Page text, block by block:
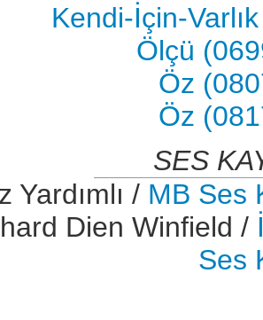
Kendi-İçin-
Ölçü
Öz
Öz
SES
Yardımlı / MB Ses
Dien Winfield /
Ses